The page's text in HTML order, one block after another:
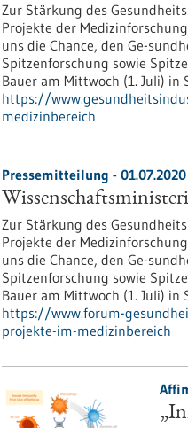
Zur Stärkung des
Projekte der
uns die Chance, den Ge-
Spitzenforschung sowie
Bauer am Mittwoch (1. Juli) in
https://
medizinbereich
Pressemitteilung - 01.07.2020
Zur Stärkung des
Projekte der
uns die Chance, den Ge-
Spitzenforschung sowie
Bauer am Mittwoch (1. Juli) in
https://www.forum-
projekte-im-medizinbereich